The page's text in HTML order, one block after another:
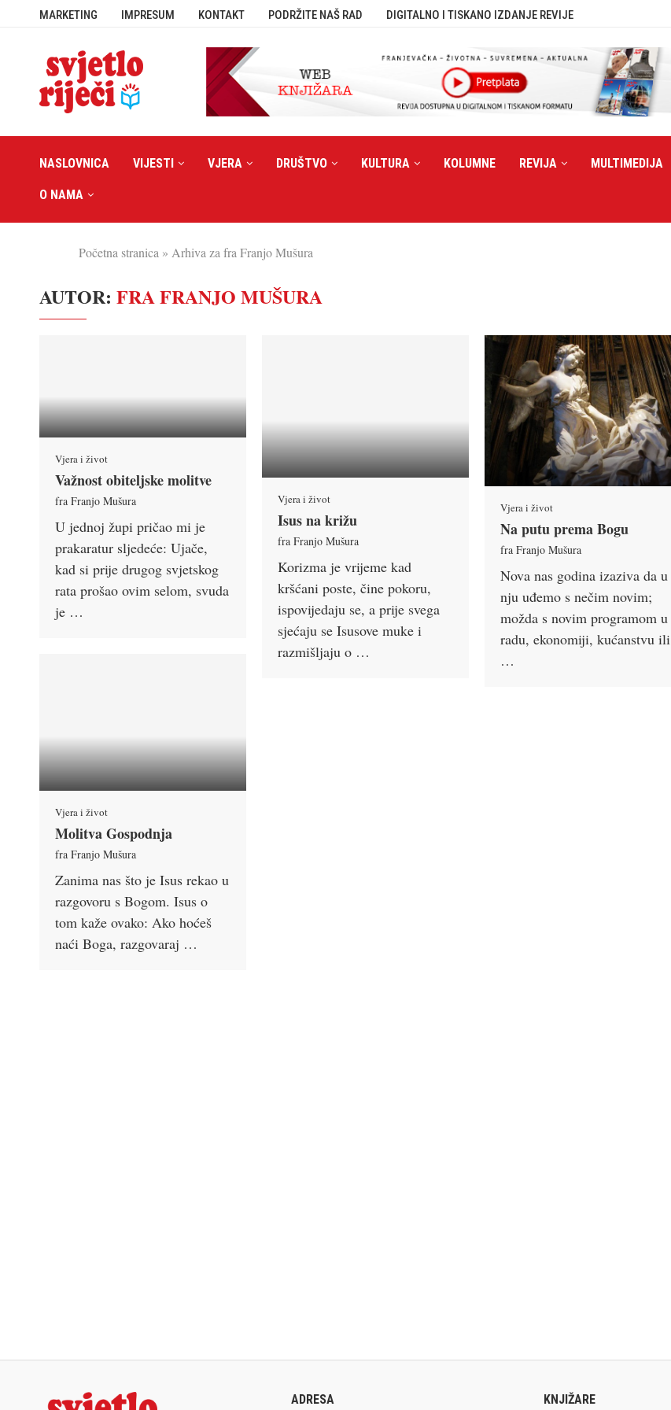
MARKETING IMPRESUM KONTAKT PODRŽITE NAŠ RAD DIGITALNO I TISKANO IZDANJE REVIJE
NASLOVNICA VIJESTI VJERA DRUŠTVO KULTURA KOLUMNE REVIJA MULTIMEDIJA
O NAMA
Početna stranica » Arhiva za fra Franjo Mušura
AUTOR: FRA FRANJO MUŠURA
Vjera i život
Važnost obiteljske molitve
fra Franjo Mušura
U jednoj župi pričao mi je
prakaratur sljedeće: Ujače,
kad si prije drugog svjetskog
rata prošao ovim selom, svuda
je …
Vjera i život
Isus na križu
fra Franjo Mušura
Korizma je vrijeme kad
kršćani poste, čine pokoru,
ispovijedaju se, a prije svega
sjećaju se Isusove muke i
razmišljaju o …
Vjera i život
Na putu prema Bogu
fra Franjo Mušura
Nova nas godina izaziva da u
nju uđemo s nečim novim;
možda s novim programom u
radu, ekonomiji, kućanstvu ili
…
Vjera i život
Molitva Gospodnja
fra Franjo Mušura
Zanima nas što je Isus rekao u
razgovoru s Bogom. Isus o
tom kaže ovako: Ako hoćeš
naći Boga, razgovaraj …
ADRESA KNJIŽARE